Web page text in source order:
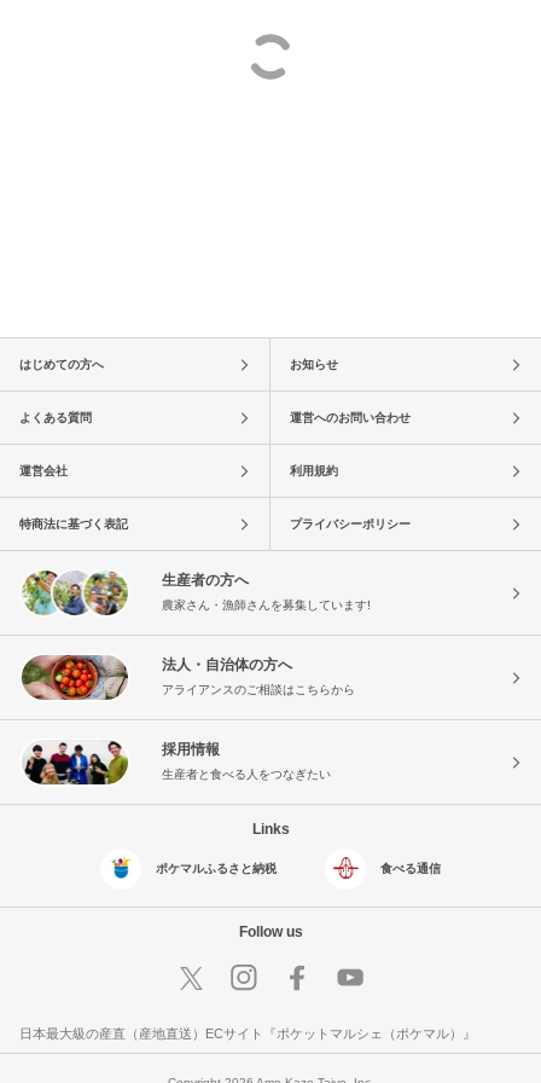
はじめての方へ お知らせ
よくある質問 運営へのお問い合わせ
運営会社 利用規約
特商法に基づく表記 プライバシーポリシー
生産者の方へ
農家さん・漁師さんを募集しています!
法人・自治体の方へ
アライアンスのご相談はこちらから
採用情報
生産者と食べる人をつなぎたい
Links
ポケマルふるさと納税 食べる通信
Follow us
日本最大級の産直（産地直送）ECサイト『ポケットマルシェ（ポケマル）』